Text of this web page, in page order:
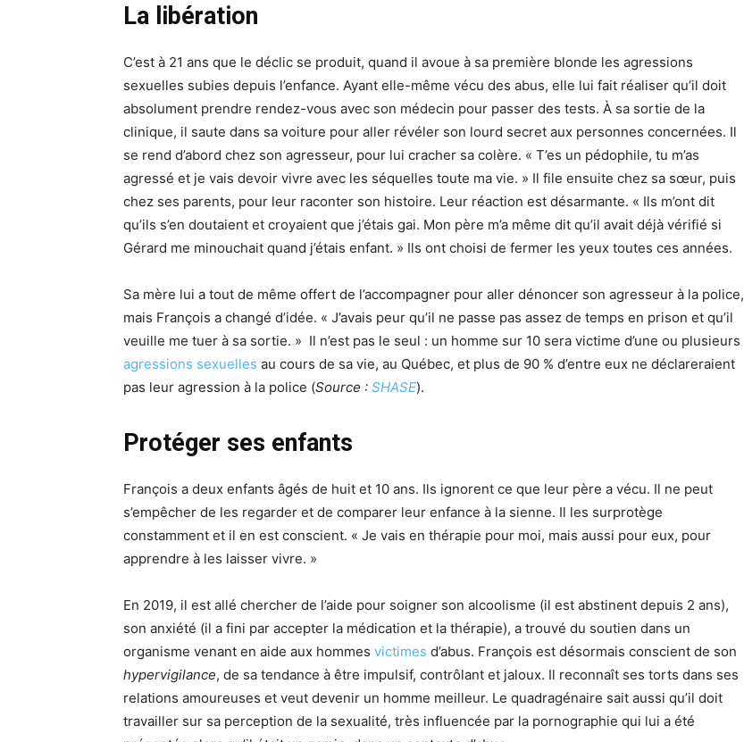
La libération
C’est à 21 ans que le déclic se produit, quand il avoue à sa première blonde les agressions
sexuelles subies depuis l’enfance. Ayant elle-même vécu des abus, elle lui fait réaliser qu’il doit
absolument prendre rendez-vous avec son médecin pour passer des tests. À sa sortie de la
clinique, il saute dans sa voiture pour aller révéler son lourd secret aux personnes concernées. Il
se rend d’abord chez son agresseur, pour lui cracher sa colère. « T’es un pédophile, tu m’as
agressé et je vais devoir vivre avec les séquelles toute ma vie. » Il file ensuite chez sa sœur, puis
chez ses parents, pour leur raconter son histoire. Leur réaction est désarmante. « Ils m’ont dit
qu’ils s’en doutaient et croyaient que j’étais gai. Mon père m’a même dit qu’il avait déjà vérifié si
Gérard me minouchait quand j’étais enfant. » Ils ont choisi de fermer les yeux toutes ces années.
Sa mère lui a tout de même offert de l’accompagner pour aller dénoncer son agresseur à la police,
mais François a changé d’idée. « J’avais peur qu’il ne passe pas assez de temps en prison et qu’il
veuille me tuer à sa sortie. » Il n’est pas le seul : un homme sur 10 sera victime d’une ou plusieurs
agressions sexuelles au cours de sa vie, au Québec, et plus de 90 % d’entre eux ne déclareraient
pas leur agression à la police (Source : SHASE).
Protéger ses enfants
François a deux enfants âgés de huit et 10 ans. Ils ignorent ce que leur père a vécu. Il ne peut
s’empêcher de les regarder et de comparer leur enfance à la sienne. Il les surprotège
constamment et il en est conscient. « Je vais en thérapie pour moi, mais aussi pour eux, pour
apprendre à les laisser vivre. »
En 2019, il est allé chercher de l’aide pour soigner son alcoolisme (il est abstinent depuis 2 ans),
son anxiété (il a fini par accepter la médication et la thérapie), a trouvé du soutien dans un
organisme venant en aide aux hommes victimes d’abus. François est désormais conscient de son
hypervigilance, de sa tendance à être impulsif, contrôlant et jaloux. Il reconnaît ses torts dans ses
relations amoureuses et veut devenir un homme meilleur. Le quadragénaire sait aussi qu’il doit
travailler sur sa perception de la sexualité, très influencée par la pornographie qui lui a été